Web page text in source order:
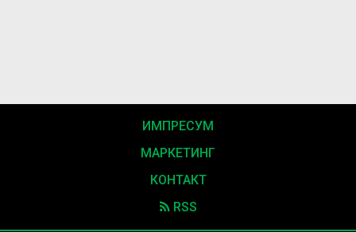
ИМПРЕСУМ
МАРКЕТИНГ
КОНТАКТ
RSS